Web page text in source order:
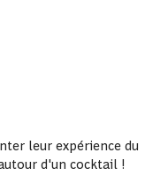
leur expérience du
d'un cocktail !